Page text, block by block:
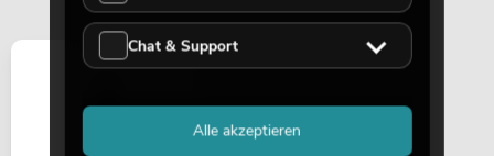
Chat & Support
Alle akzeptieren